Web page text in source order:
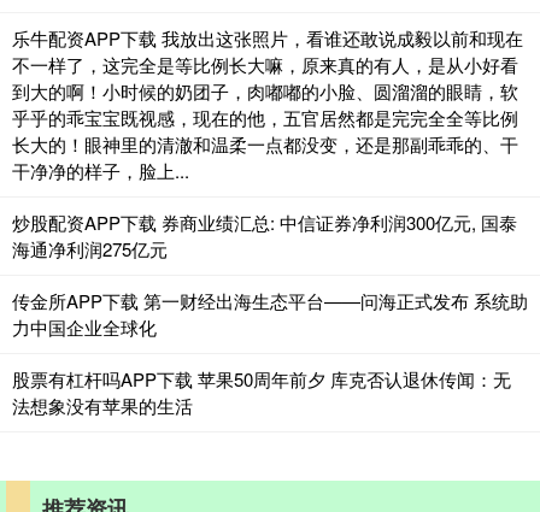
乐牛配资APP下载 我放出这张照片，看谁还敢说成毅以前和现在
不一样了，这完全是等比例长大嘛，原来真的有人，是从小好看
到大的啊！小时候的奶团子，肉嘟嘟的小脸、圆溜溜的眼睛，软
乎乎的乖宝宝既视感，现在的他，五官居然都是完完全全等比例
长大的！眼神里的清澈和温柔一点都没变，还是那副乖乖的、干
干净净的样子，脸上...
炒股配资APP下载 券商业绩汇总: 中信证券净利润300亿元, 国泰
海通净利润275亿元
传金所APP下载 第一财经出海生态平台——问海正式发布 系统助
力中国企业全球化
股票有杠杆吗APP下载 苹果50周年前夕 库克否认退休传闻：无
法想象没有苹果的生活